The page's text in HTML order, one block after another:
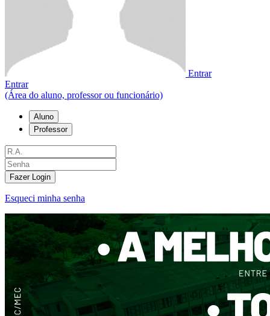
Entrar
Entrar
(Área do aluno, professor ou funcionário)
Aluno
Professor
Fazer Login
Esqueci minha senha